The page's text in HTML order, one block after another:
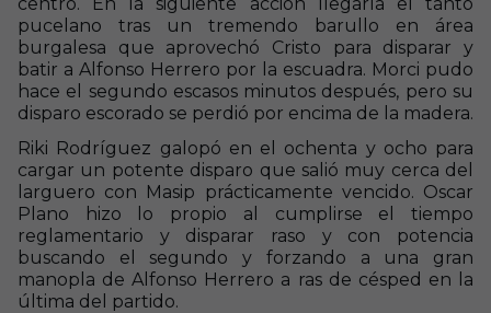
pucelano tras un tremendo barullo en área
burgalesa que aprovechó Cristo para disparar y
batir a Alfonso Herrero por la escuadra. Morci pudo
hace el segundo escasos minutos después, pero su
disparo escorado se perdió por encima de la madera.
Riki Rodríguez galopó en el ochenta y ocho para
cargar un potente disparo que salió muy cerca del
larguero con Masip prácticamente vencido. Oscar
Plano hizo lo propio al cumplirse el tiempo
reglamentario y disparar raso y con potencia
buscando el segundo y forzando a una gran
manopla de Alfonso Herrero a ras de césped en la
última del partido.